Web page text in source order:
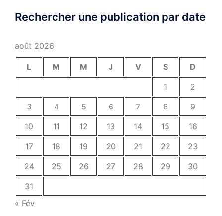
Rechercher une publication par date
août 2026
L M M J V S
D
1
2
3
4 5 6 7 8
9
10
11 12 13 14 15
16
17
18 19 20 21 22
23
24
25 26 27 28 29
30
31
« Fév